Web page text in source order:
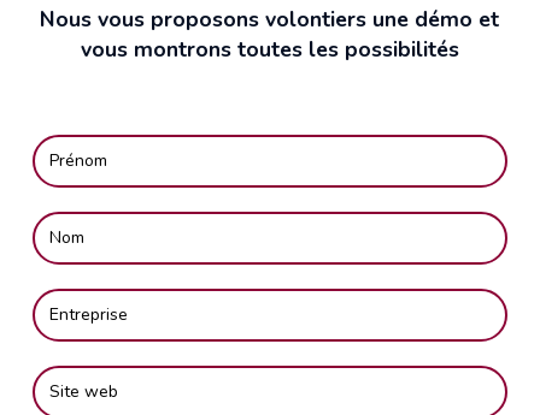
Nous vous proposons volontiers une démo et
vous montrons toutes les possibilités